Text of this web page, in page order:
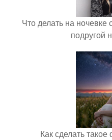
Что делать на ночевке
Как сделать